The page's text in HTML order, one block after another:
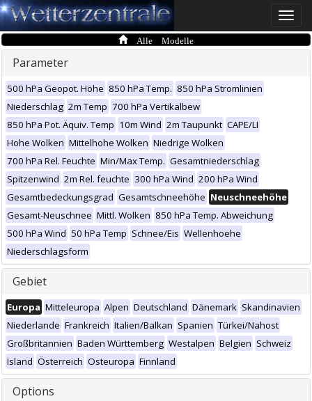
Toggle
Alle Modelle
Parameter
500 hPa Geopot. Höhe 850 hPa Temp. 850 hPa Stromlinien
Niederschlag 2m Temp 700 hPa Vertikalbew
850 hPa Pot. Äquiv. Temp 10m Wind 2m Taupunkt CAPE/LI
Hohe Wolken Mittelhohe Wolken Niedrige Wolken
700 hPa Rel. Feuchte Min/Max Temp. Gesamtniederschlag
Spitzenwind 2m Rel. feuchte 300 hPa Wind 200 hPa Wind
Gesamtbedeckungsgrad Gesamtschneehöhe Neuschneehöhe
Gesamt-Neuschnee Mittl. Wolken 850 hPa Temp. Abweichung
500 hPa Wind 50 hPa Temp Schnee/Eis Wellenhoehe
Niederschlagsform
Gebiet
Europa Mitteleuropa Alpen Deutschland Dänemark Skandinavien
Niederlande Frankreich Italien/Balkan Spanien Türkei/Nahost
Großbritannien Baden Württemberg Westalpen Belgien Schweiz
Island Österreich Osteuropa Finnland
Options